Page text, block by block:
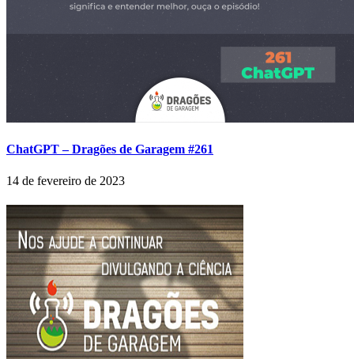
ChatGPT – Dragões de Garagem #261
14 de fevereiro de 2023